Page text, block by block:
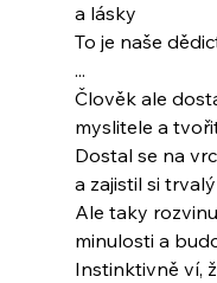
a lásky
To je naše
...
Člověk ale
myslitele a
Dostal se na
a zajistil si
Ale taky
minulosti a
Instinktivně ví,